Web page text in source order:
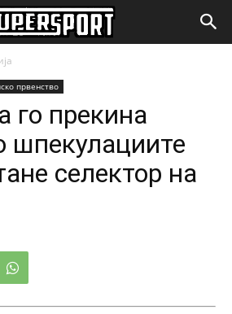
првенство
го прекина
шпекулациите
селектор на